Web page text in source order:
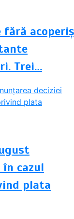
fără acoperiș
Trei…
cazul
plata